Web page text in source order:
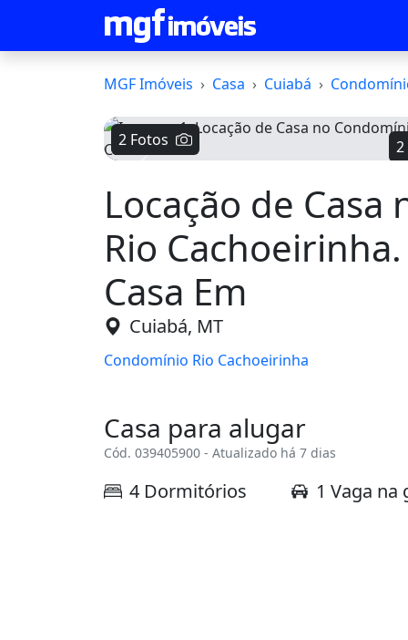
MGF Imóveis Casa Cuiabá
2 Fotos
2
Locação de
Rio
Casa Em
Cuiabá, MT
Condomínio Rio Cachoeirinha
Casa para alugar
Cód. 039405900 - Atualizado há 7 dias
4 Dormitórios 1 Vaga na